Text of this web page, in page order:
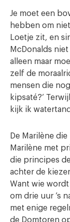
Je moet een
hebben om
Loetje zit, en
McDonalds
alleen maar
zelf de
mensen die
kipsaté?’
kijk ik
De Marilène
Marilène met
die principes
achter de
Want wie
om drie uur ’s
met enige
de Domtoren